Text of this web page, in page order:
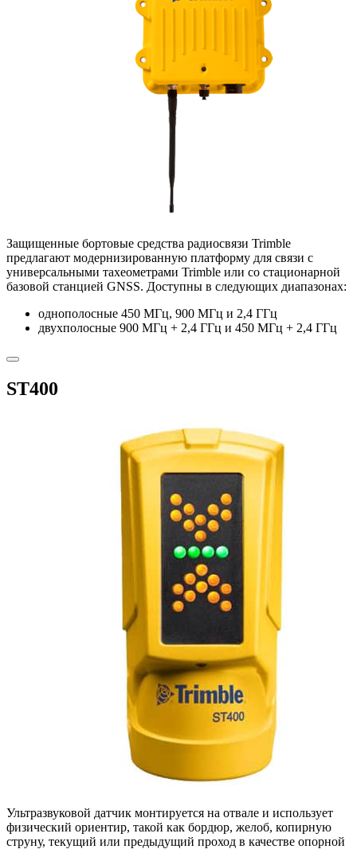
Защищенные бортовые средства радиосвязи Trimble
предлагают модернизированную платформу для связи с
универсальными тахеометрами Trimble или со стационарной
базовой станцией GNSS. Доступны в следующих диапазонах:
однополосные 450 МГц, 900 МГц и 2,4 ГГц
двухполосные 900 МГц + 2,4 ГГц и 450 МГц + 2,4 ГГц
ST400
Ультразвуковой датчик монтируется на отвале и использует
физический ориентир, такой как бордюр, желоб, копирную
струну, текущий или предыдущий проход в качестве опорной